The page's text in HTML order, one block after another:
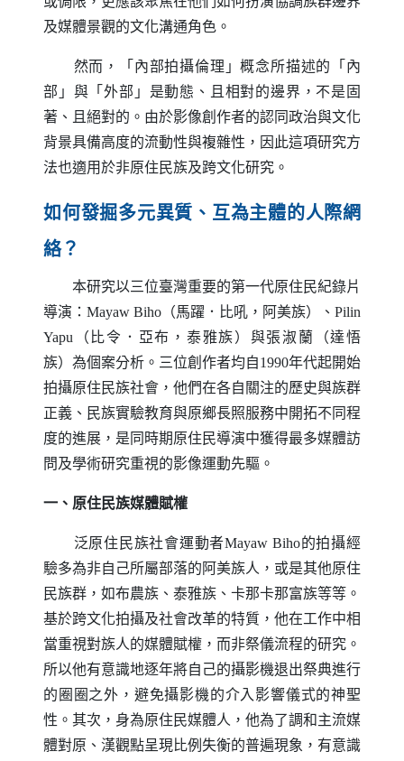
及媒體景觀的文化溝通角色。
然而，「內部拍攝倫理」概念所描述的「內
部」與「外部」是動態、且相對的邊界，不是固
著、且絕對的。由於影像創作者的認同政治與文化
背景具備高度的流動性與複雜性，因此這項研究方
法也適用於非原住民族及跨文化研究。
如何發掘多元異質、互為主體的人際網
絡？
本研究以三位臺灣重要的第一代原住民紀錄片
導演： Mayaw Biho （馬躍．比吼，阿美族）、 Pilin
Yapu （比令．亞布，泰雅族）與張淑蘭（達悟
族）為個案分析。三位創作者均自1990年代起開始
拍攝原住民族社會，他們在各自關注的歷史與族群
正義、民族實驗教育與原鄉長照服務中開拓不同程
度的進展，是同時期原住民導演中獲得最多媒體訪
問及學術研究重視的影像運動先驅。
一、原住民族媒體賦權
泛原住民族社會運動者Mayaw Biho的拍攝經
驗多為非自己所屬部落的阿美族人，或是其他原住
民族群，如布農族、泰雅族、卡那卡那富族等等。
基於跨文化拍攝及社會改革的特質，他在工作中相
當重視對族人的媒體賦權，而非祭儀流程的研究。
所以他有意識地逐年將自己的攝影機退出祭典進行
的圈圈之外，避免攝影機的介入影響儀式的神聖
性。其次，身為原住民媒體人，他為了調和主流媒
體對原、漢觀點呈現比例失衡的普遍現象，有意識